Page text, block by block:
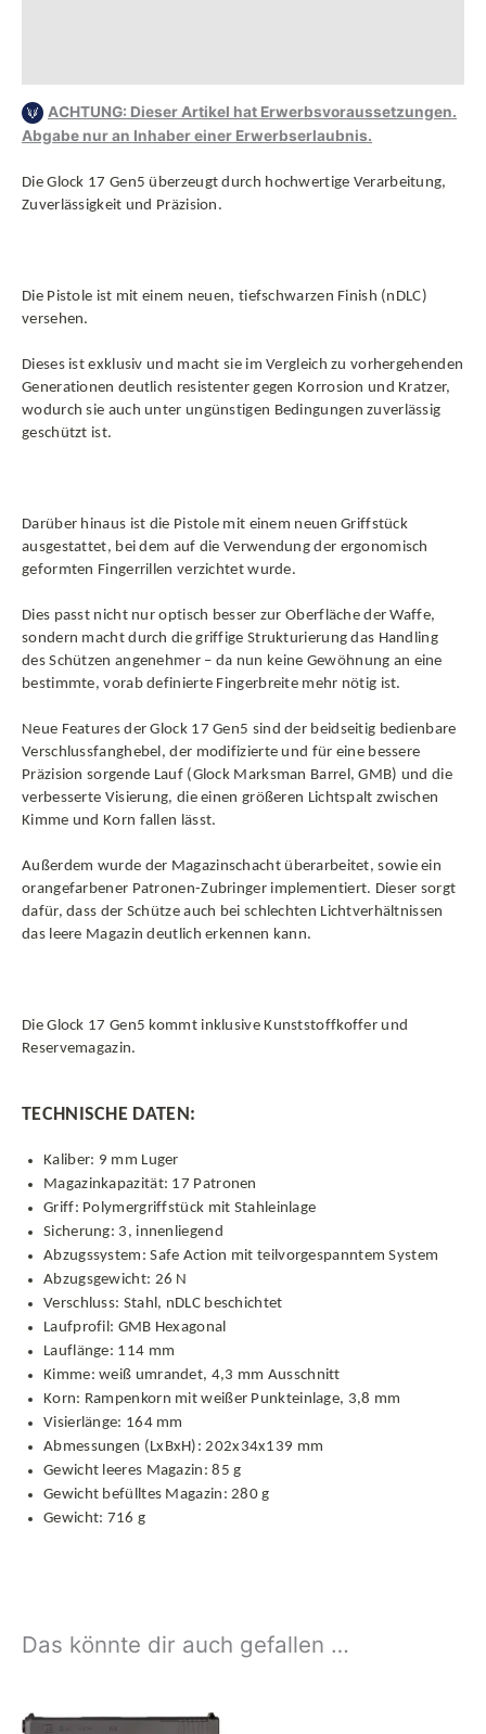
ACHTUNG: Dieser Artikel hat Erwerbsvoraussetzungen.
Abgabe nur an Inhaber einer Erwerbserlaubnis.
Die Glock 17 Gen5 überzeugt durch hochwertige Verarbeitung,
Zuverlässigkeit und Präzision.
Die Pistole ist mit einem neuen, tiefschwarzen Finish (nDLC)
versehen.
Dieses ist exklusiv und macht sie im Vergleich zu vorhergehenden
Generationen deutlich resistenter gegen Korrosion und Kratzer,
wodurch sie auch unter ungünstigen Bedingungen zuverlässig
geschützt ist.
Darüber hinaus ist die Pistole mit einem neuen Griffstück
ausgestattet, bei dem auf die Verwendung der ergonomisch
geformten Fingerrillen verzichtet wurde.
Dies passt nicht nur optisch besser zur Oberfläche der Waffe,
sondern macht durch die griffige Strukturierung das Handling
des Schützen angenehmer – da nun keine Gewöhnung an eine
bestimmte, vorab definierte Fingerbreite mehr nötig ist.
Neue Features der Glock 17 Gen5 sind der beidseitig bedienbare
Verschlussfanghebel, der modifizierte und für eine bessere
Präzision sorgende Lauf (Glock Marksman Barrel, GMB) und die
verbesserte Visierung, die einen größeren Lichtspalt zwischen
Kimme und Korn fallen lässt.
Außerdem wurde der Magazinschacht überarbeitet, sowie ein
orangefarbener Patronen-Zubringer implementiert. Dieser sorgt
dafür, dass der Schütze auch bei schlechten Lichtverhältnissen
das leere Magazin deutlich erkennen kann.
Die Glock 17 Gen5 kommt inklusive Kunststoffkoffer und
Reservemagazin.
TECHNISCHE DATEN:
Kaliber: 9 mm Luger
Magazinkapazität: 17 Patronen
Griff: Polymergriffstück mit Stahleinlage
Sicherung: 3, innenliegend
Abzugssystem: Safe Action mit teilvorgespanntem System
Abzugsgewicht: 26 N
Verschluss: Stahl, nDLC beschichtet
Laufprofil: GMB Hexagonal
Lauflänge: 114 mm
Kimme: weiß umrandet, 4,3 mm Ausschnitt
Korn: Rampenkorn mit weißer Punkteinlage, 3,8 mm
Visierlänge: 164 mm
Abmessungen (LxBxH): 202x34x139 mm
Gewicht leeres Magazin: 85 g
Gewicht befülltes Magazin: 280 g
Gewicht: 716 g
Das könnte dir auch gefallen …